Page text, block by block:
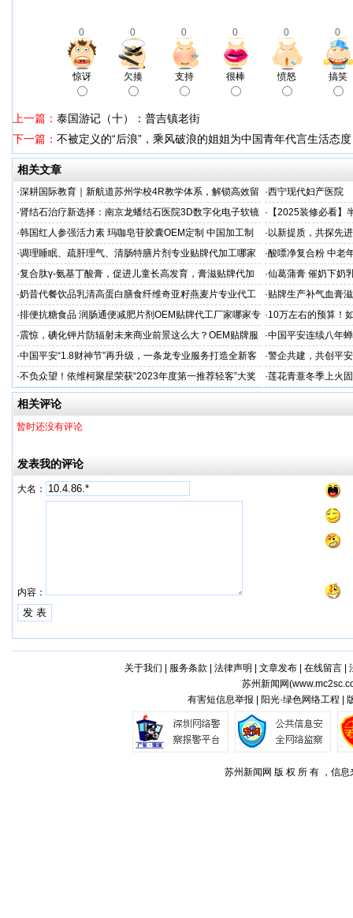
0 0 0 0 0 0
惊讶 欠揍 支持 很棒 愤怒 搞笑
上一篇： 泰国游记（十）：普吉镇老街
下一篇： 不被定义的“后浪”，乘风破浪的姐姐为中国青年代言生活态度
相关文章
·深耕国际教育｜新航道苏州学校4R教学体系，解锁高效留
学备考之路
·西宁现代妇产医院
·肾结石治疗新选择：南京龙蟠结石医院3D数字化电子软镜
保肾取石术
· 【2025装修必看
你省下3万冤枉钱！
·韩国红人参强活力素 玛咖皂苷胶囊OEM定制 中国加工制
造商
· 以新提质，共探先
·调理睡眠、疏肝理气、清肠特膳片剂专业贴牌代加工哪家
专业
·酸嘌净复合粉 中老
·复合肽γ-氨基丁酸膏，促进儿童长高发育，膏滋贴牌代加
工厂家
·仙葛蒲膏 催奶下奶
家
·奶昔代餐饮品乳清高蛋白膳食纤维奇亚籽燕麦片专业代工
厂家
·贴牌生产补气血膏
·排便抗糖食品 润肠通便减肥片剂OEM贴牌代工厂家哪家专
业
·10万左右的预算！
·震惊，碘化钾片防辐射未来商业前景这么大？OEM贴牌服
务商
·中国平安连续八年
品牌"
·中国平安“1.8财神节”再升级，一条龙专业服务打造全新客
户体验
·警企共建，共创平
人才专项培训
·不负众望！依维柯聚星荣获“2023年度第一推荐轻客”大奖 ·莲花青薏冬季上火
工厂
相关评论
暂时还没有评论
发表我的评论
大名：
内容：
关于我们 服务条款 法律声明 文章发布| 在线留言|
苏州新闻网(
有害短信息举报 | 阳光·绿色网络工程 |
苏州新闻网 版 权 所 有 ，信